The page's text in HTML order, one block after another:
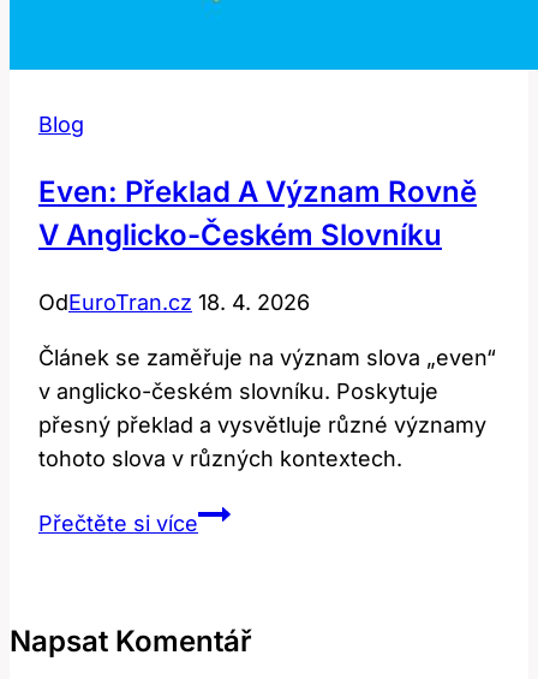
Blog
Even: Překlad A Význam Rovně
V Anglicko-Českém Slovníku
OdEuroTran.cz 18. 4. 2026
Článek se zaměřuje na význam slova „even“
v anglicko-českém slovníku. Poskytuje
přesný překlad a vysvětluje různé významy
tohoto slova v různých kontextech.
Přečtěte si víceEven:
Rovně
Napsat Komentář